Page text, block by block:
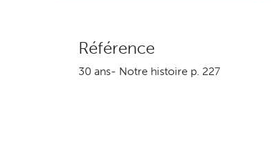
Référence
30 ans- Notre histoire p. 227